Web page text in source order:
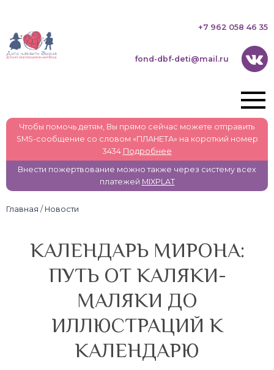
+7 962 058 46 35
fond-dbf-deti@mail.ru
Чтобы помочь детям, Вы прямо сейчас можете отправить
SMS-сообщение со словом «ПЛАНЕТА» на короткий номер
3434 Подробнее
Внести пожертвование можно также через систему всех
платежей MIXPLAT
Главная / Новости
КАЛЕНДАРЬ МИРОНА:
ПУТЬ ОТ КАЛЯКИ-
МАЛЯКИ ДО
ИЛЛЮСТРАЦИЙ К
КАЛЕНДАРЮ